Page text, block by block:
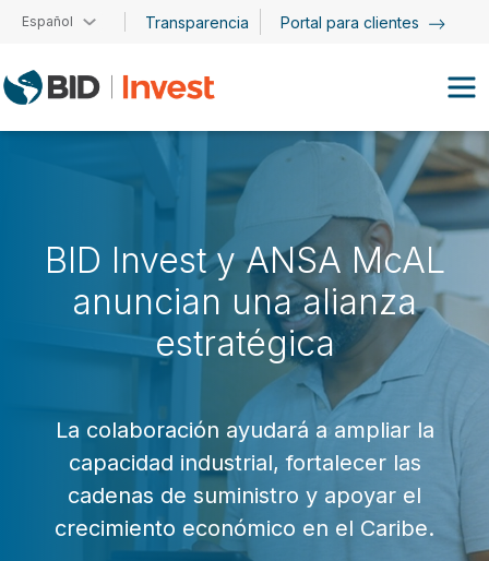
Pasar al contenido principal
Español Transparencia Portal para clientes
BID Invest y ANSA McAL
anuncian una alianza
estratégica
La colaboración ayudará a ampliar la
capacidad industrial, fortalecer las
cadenas de suministro y apoyar el
crecimiento económico en el Caribe.